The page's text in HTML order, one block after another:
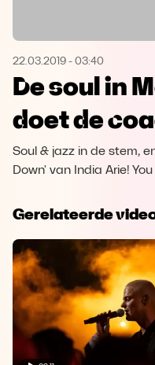
Microsoft
Opera
22.03.2019 - 03:40
De soul in
doet de
Soul & jazz in de stem,
Down' van India Arie!
Gerelateerde